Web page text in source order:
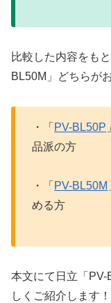
比較した内容をも
BL50M」どちらが
・「 PV-BL50P
品派の方
・「 PV-BL50M
める方
本文にて日立「
しくご紹介します！